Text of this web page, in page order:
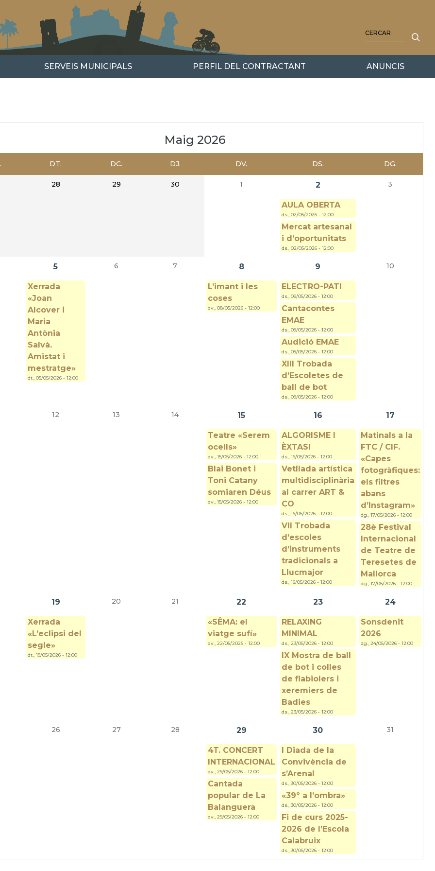
SERVEIS MUNICIPALS PERFIL DEL CONTRACTANT ANUNCIS
Maig 2026
DT. DC. DJ. DV. DS. DG.
28 29 30 1 2 3
AULA OBERTA
ds., 02/05/2026 - 12:00
Mercat artesanal
i d’oportunitats
ds., 02/05/2026 - 12:00
5 6 7 8 9 10
Xerrada
«Joan
Alcover i
Maria
Antònia
Salvà.
Amistat i
mestratge»
dt., 05/05/2026 - 12:00
L’imant i les
coses
dv., 08/05/2026 - 12:00
ELECTRO-PATI
ds., 09/05/2026 - 12:00
Cantacontes
EMAE
ds., 09/05/2026 - 12:00
Audició EMAE
ds., 09/05/2026 - 12:00
XIII Trobada
d’Escoletes de
ball de bot
ds., 09/05/2026 - 12:00
12 13 14 15 16 17
Teatre «Serem
ocells»
dv., 15/05/2026 - 12:00
Blai Bonet i
Toni Catany
somiaren Déus
dv., 15/05/2026 - 12:00
ALGORISME I
ÈXTASI
ds., 16/05/2026 - 12:00
Vetllada artística
multidisciplinària
al carrer ART &
CO
ds., 16/05/2026 - 12:00
VII Trobada
d’escoles
d’instruments
tradicionals a
Llucmajor
ds., 16/05/2026 - 12:00
Matinals a la
FTC / CIF.
«Capes
fotogràfiques:
els filtres
abans
d’Instagram»
dg., 17/05/2026 - 12:00
28è Festival
Internacional
de Teatre de
Teresetes de
Mallorca
dg., 17/05/2026 - 12:00
19 20 21 22 23 24
Xerrada
«L’eclipsi del
segle»
dt., 19/05/2026 - 12:00
«SÊMA: el
viatge sufí»
dv., 22/05/2026 - 12:00
RELAXING
MINIMAL
ds., 23/05/2026 - 12:00
IX Mostra de ball
de bot i colles
de flabiolers i
xeremiers de
Badies
ds., 23/05/2026 - 12:00
Sonsdenit
2026
dg., 24/05/2026 - 12:00
26 27 28 29 30 31
4T. CONCERT
INTERNACIONAL
dv., 29/05/2026 - 12:00
Cantada
popular de La
Balanguera
dv., 29/05/2026 - 12:00
I Diada de la
Convivència de
s’Arenal
ds., 30/05/2026 - 12:00
«39º a l’ombra»
ds., 30/05/2026 - 12:00
Fi de curs 2025-
2026 de l’Escola
Calabruix
ds., 30/05/2026 - 12:00